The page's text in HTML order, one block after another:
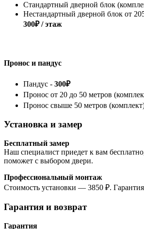
Стандартный дверной блок
Нестандартный дверной блок от
300₽ / этаж
Пронос и пандус
Пандус - 300₽
Пронос от 20 до 50 метров
Пронос свыше 50 метров
Установка и замер
Бесплатный замер
Наш специалист приедет к вам
поможет с выбором двери.
Профессиональный монтаж
Стоимость установки — 3850 ₽.
Гарантия и возврат
Гарантия